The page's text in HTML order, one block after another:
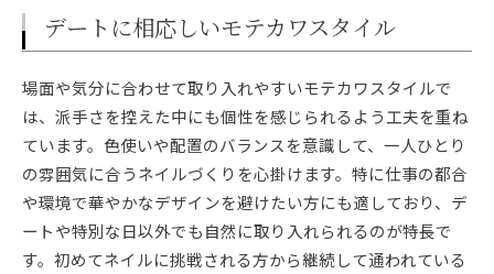
デートに相応しいモテカワスタイル
場面や気分に合わせて取り入れやすいモテカワスタイルで
は、派手さを控えた中にも個性を感じられるよう工夫を重ね
ています。色使いや配置のバランスを意識して、一人ひとり
の雰囲気に合うネイルづくりを心掛けます。特に仕事の都合
や環境で華やかなデザインを避けたい方にも適しており、デ
ートや特別な日以外でも自然に取り入れられるのが特長で
す。初めてネイルに挑戦される方から継続して通われている